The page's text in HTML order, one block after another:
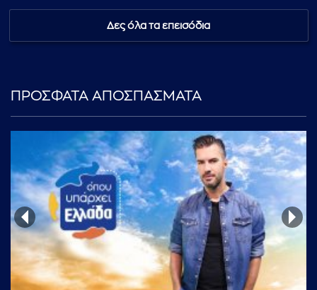
Δες όλα τα επεισόδια
ΠΡΟΣΦΑΤΑ ΑΠΟΣΠΑΣΜΑΤΑ